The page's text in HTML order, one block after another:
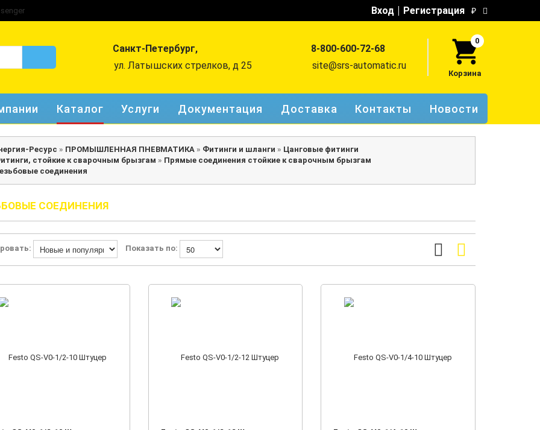
Вход Регистрация ₽
Санкт-Петербург,
ул. Латышских стрелков, д 25
8-800-600-72-68
site@srs-automatic.ru
Корзина
0
Каталог Услуги Документация Доставка Контакты Новости
Ресурс » ПРОМЫШЛЕННАЯ ПНЕВМАТИКА » Фитинги и шланги » Цанговые фитинги
стойкие к сварочным брызгам » Прямые соединения стойкие к сварочным брызгам
соединения
СОЕДИНЕНИЯ
Показать по: